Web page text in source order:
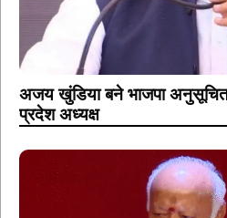
अजय खुंडिया बने भाजपा अनुसूचित
प्रदेश अध्यक्ष